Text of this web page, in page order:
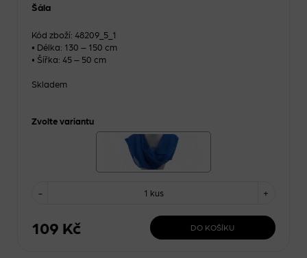
Šála
Kód zboží: 48209_5_1
• Délka: 130 – 150 cm
• Šířka: 45 – 50 cm
Skladem
Zvolte variantu
- +
1 kus
109 Kč DO KOŠÍKU